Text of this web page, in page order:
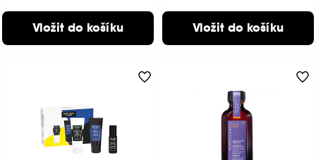
Vložit do košíku Vložit do košíku